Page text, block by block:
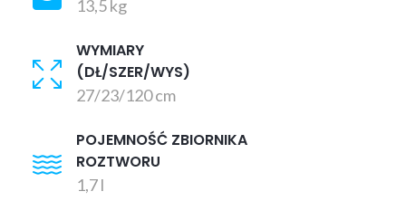
13,5 kg
WYMIARY
(DŁ/SZER/WYS)
27/23/120 cm
POJEMNOŚĆ ZBIORNIKA
ROZTWORU
1,7 l